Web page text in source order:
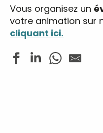
Vous organisez un
votre animation sur
cliquant ici.
Tennis de table -